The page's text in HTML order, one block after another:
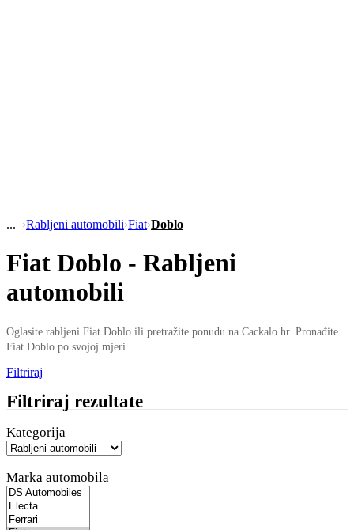
›Rabljeni automobili›Fiat›Doblo
Fiat Doblo - Rabljeni
automobili
Oglasite rabljeni Fiat Doblo ili pretražite ponudu na Cackalo.hr. Pronađite
Fiat Doblo po svojoj mjeri.
Filtriraj
Filtriraj rezultate
Kategorija
Marka automobila